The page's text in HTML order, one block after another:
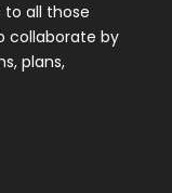
to all those
collaborate by
plans,